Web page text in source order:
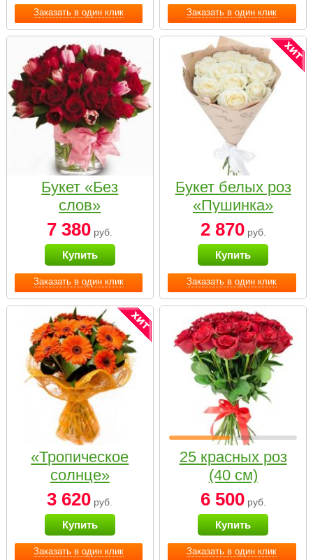
Заказать в один клик Заказать в один клик
Заказать в один клик
Букет «Без
слов»
7 380 руб.
Купить
Заказать в один клик
Букет белых роз
«Пушинка»
2 870руб.
Купить
Заказать в один клик
«Тропическое
солнце»
3 620 руб.
Купить
Заказать в один клик
25 красных роз
(40 см)
6 500руб.
Купить